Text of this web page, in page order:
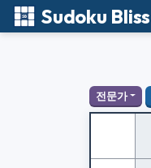
Sudoku Bliss
전문가